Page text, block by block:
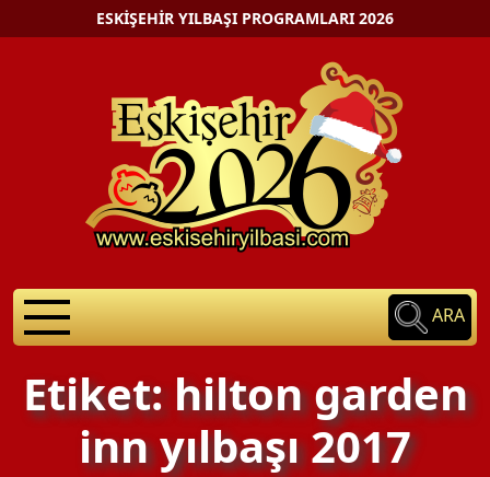
ESKIŞEHIR YILBAŞI PROGRAMLARI 2026
ARA
Etiket: hilton garden
inn yılbaşı 2017